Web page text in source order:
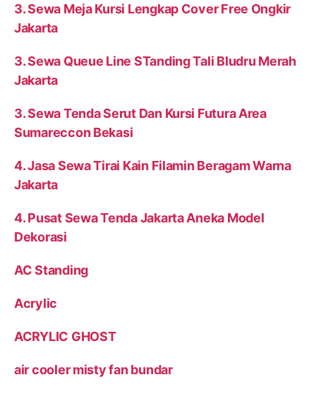
3. Sewa Meja Kursi Lengkap Cover Free Ongkir
Jakarta
3. Sewa Queue Line STanding Tali Bludru Merah
Jakarta
3. Sewa Tenda Serut Dan Kursi Futura Area
Sumareccon Bekasi
4. Jasa Sewa Tirai Kain Filamin Beragam Warna
Jakarta
4. Pusat Sewa Tenda Jakarta Aneka Model
Dekorasi
AC Standing
Acrylic
ACRYLIC GHOST
air cooler misty fan bundar